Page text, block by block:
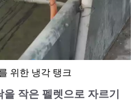
위한 냉각 탱크
을 작은 펠렛으로 자르기